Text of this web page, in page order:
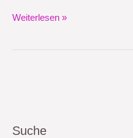
aktuellen
Weiterlesen »
Suche